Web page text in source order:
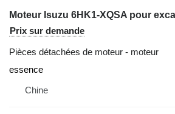
Prix sur demande
Pièces détachées de moteur - moteur
essence
Chine